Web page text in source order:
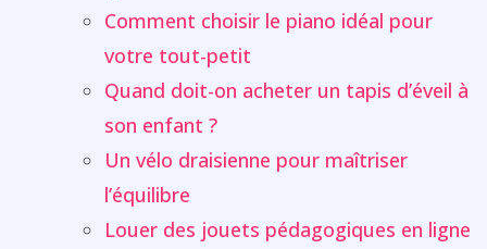
Comment choisir le piano idéal pour
votre tout-petit
Quand doit-on acheter un tapis d’éveil à
son enfant ?
Un vélo draisienne pour maîtriser
l’équilibre
Louer des jouets pédagogiques en ligne